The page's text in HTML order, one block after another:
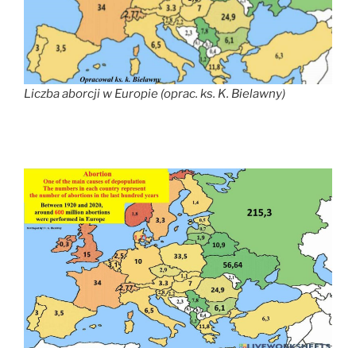
Liczba aborcji w Europie (oprac. ks. K. Bielawny)